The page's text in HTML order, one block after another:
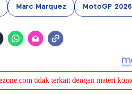
Marc Marquez MotoGP 2026